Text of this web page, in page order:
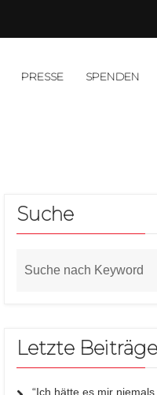
PRESSE SPENDEN
Suche
Letzte Beiträge
“Ich hätte es mir